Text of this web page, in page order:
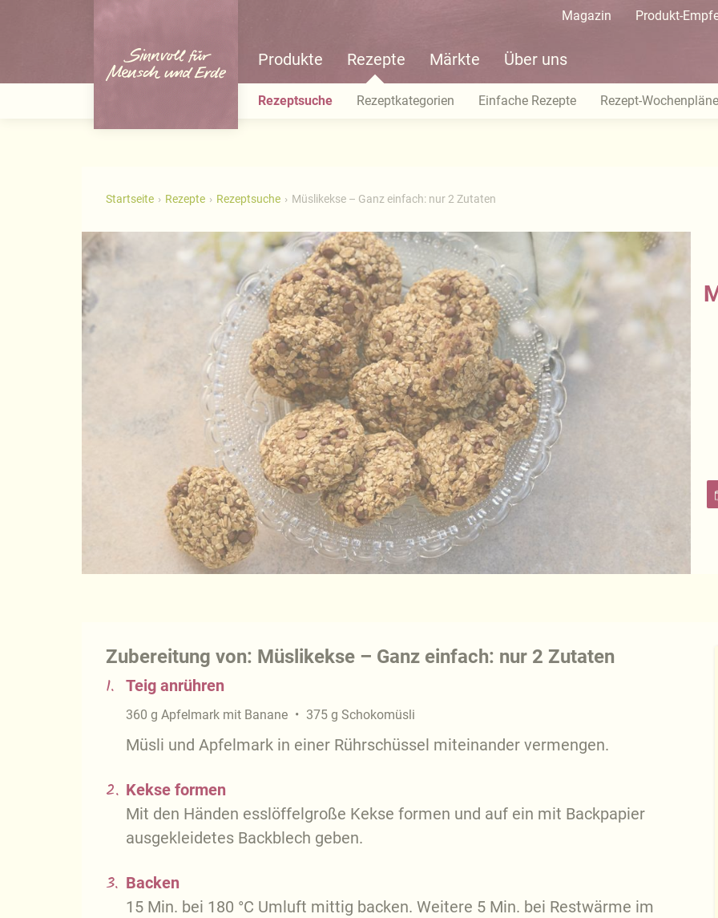
Magazin Produkt-
Produkte Rezepte Märkte Über uns
Rezeptsuche Rezeptkategorien Einfache Rezepte Rezept-Wochenpläne
Startseite Rezepte Rezeptsuche Müslikekse – Ganz einfach: nur 2 Zutaten
Zubereitung von: Müslikekse – Ganz einfach: nur 2 Zutaten
1. Teig anrühren
360 g Apfelmark mit Banane 375 g Schokomüsli
Müsli und Apfelmark in einer Rührschüssel miteinander vermengen.
2. Kekse formen
Mit den Händen esslöffelgroße Kekse formen und auf ein mit Backpapier
ausgekleidetes Backblech geben.
3. Backen
15 Min. bei 180 °C Umluft mittig backen. Weitere 5 Min. bei Restwärme im